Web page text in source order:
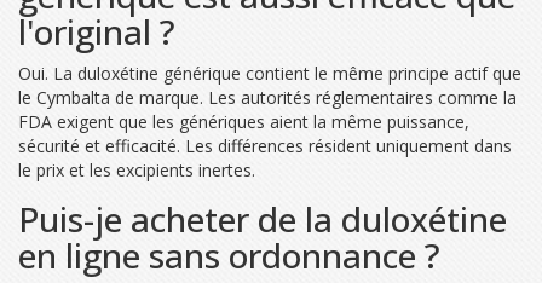
l'original ?
Oui. La duloxétine générique contient le même principe actif que
le Cymbalta de marque. Les autorités réglementaires comme la
FDA exigent que les génériques aient la même puissance,
sécurité et efficacité. Les différences résident uniquement dans
le prix et les excipients inertes.
Puis-je acheter de la duloxétine
en ligne sans ordonnance ?